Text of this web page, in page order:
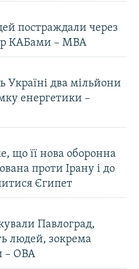
постраждали через
КАБами – МВА
Україні два мільйони
енергетики –
що її нова оборонна
проти Ірану і до
Єгипет
Павлоград,
людей, зокрема
– ОВА